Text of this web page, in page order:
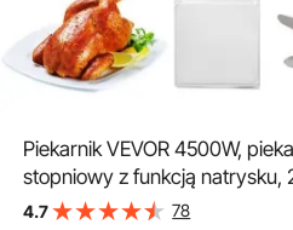
Piekarnik VEVOR 4500W,
stopniowy z funkcją
piekarnik z frytkownicą
4.7 78